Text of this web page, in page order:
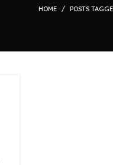
HOME POSTS